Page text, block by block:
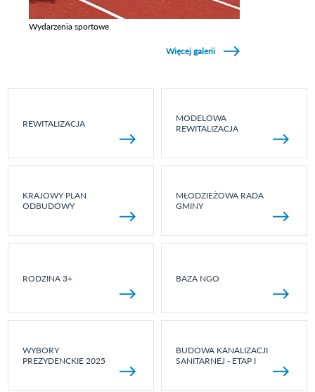
Wydarzenia sportowe
Więcej galerii
REWITALIZACJA
MODELOWA
REWITALIZACJA
KRAJOWY PLAN
ODBUDOWY
MŁODZIEŻOWA RADA
GMINY
RODZINA 3+ BAZA NGO
WYBORY
PREZYDENCKIE 2025
BUDOWA KANALIZACJI
SANITARNEJ - ETAP I